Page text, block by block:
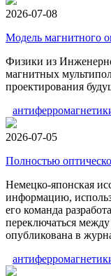
2026-07-08
Модель магнитного
Физики из
магнитных
проектирования
2026-07-05
Полностью
Немецко-японская
информацию,
его команда
переключаться
опубликована в